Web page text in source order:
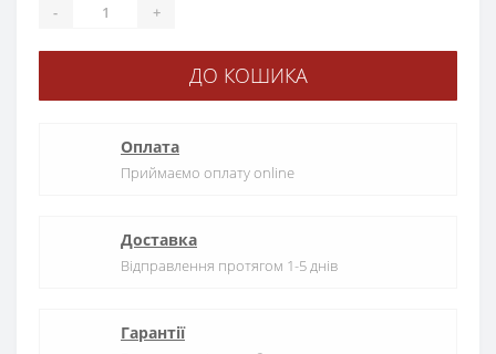
- +
ДО КОШИКА
Оплата
Приймаємо оплату online
Доставка
Відправлення протягом 1-5 днів
Гарантії